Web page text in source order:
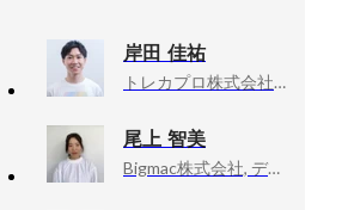
岸田 佳祐
トレカプロ株式会社, 代表取締役社長
尾上 智美
Bigmac株式会社, デジタルマーケティング部